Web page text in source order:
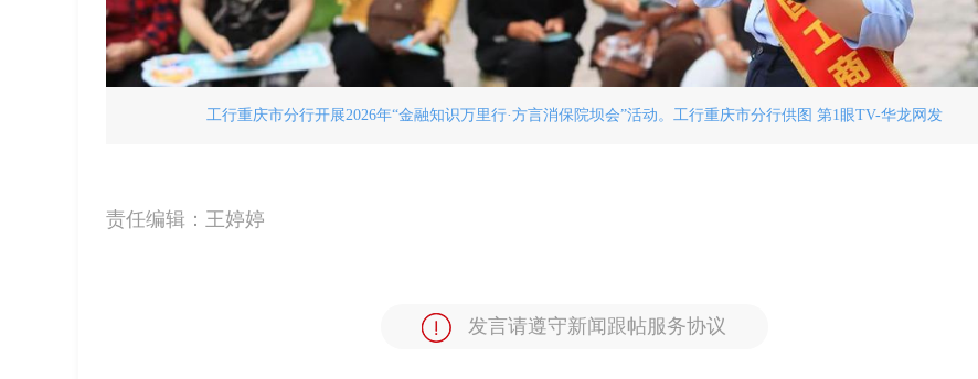
工行重庆市分行开展2026年“金融知识万里行·方言消保院坝会”活动。工行重庆市分行供图 第1眼TV-华龙网发
责任编辑： 王婷婷
发言请遵守新闻跟帖服务协议